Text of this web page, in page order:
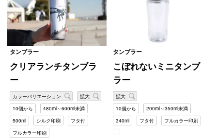
タンブラー
クリアランチタンブラ
ー
カラーバリエーション
拡大
10個から
480ml～600ml未満
500ml
シルク印刷
フタ付
フルカラー印刷
タンブラー
こぼれないミニタンブ
ラー
拡大
10個から
200ml～350ml未満
340ml
フタ付 フルカラー印刷